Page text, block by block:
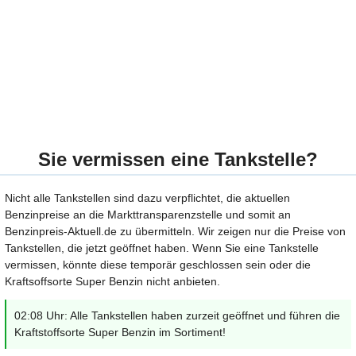
Sie vermissen eine Tankstelle?
Nicht alle Tankstellen sind dazu verpflichtet, die aktuellen
Benzinpreise an die Markttransparenzstelle und somit an
Benzinpreis-Aktuell.de zu übermitteln. Wir zeigen nur die Preise von
Tankstellen, die jetzt geöffnet haben. Wenn Sie eine Tankstelle
vermissen, könnte diese temporär geschlossen sein oder die
Kraftsoffsorte Super Benzin nicht anbieten.
02:08 Uhr: Alle Tankstellen haben zurzeit geöffnet und führen die
Kraftstoffsorte Super Benzin im Sortiment!